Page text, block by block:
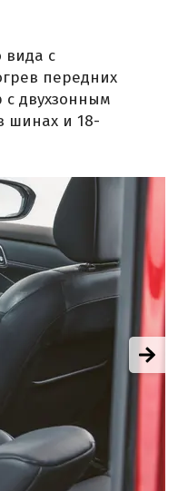
вида с
передних
двухзонным
шинах и 18-